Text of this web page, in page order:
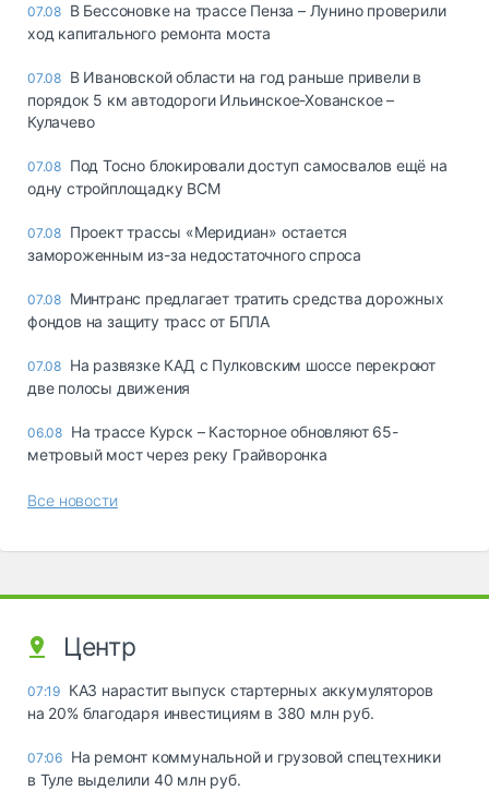
07.08 В Бессоновке на трассе Пенза – Лунино проверили
ход капитального ремонта моста
07.08 В Ивановской области на год раньше привели в
порядок 5 км автодороги Ильинское-Хованское –
Кулачево
07.08 Под Тосно блокировали доступ самосвалов ещё на
одну стройплощадку ВСМ
07.08 Проект трассы «Меридиан» остается
замороженным из-за недостаточного спроса
07.08 Минтранс предлагает тратить средства дорожных
фондов на защиту трасс от БПЛА
07.08 На развязке КАД с Пулковским шоссе перекроют
две полосы движения
06.08 На трассе Курск – Касторное обновляют 65-
метровый мост через реку Грайворонка
Все новости
Центр
07:19 КАЗ нарастит выпуск стартерных аккумуляторов
на 20% благодаря инвестициям в 380 млн руб.
07:06 На ремонт коммунальной и грузовой спецтехники
в Туле выделили 40 млн руб.